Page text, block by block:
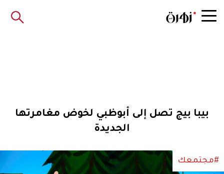
بيبا بيج تصل إلى أبوظبي لخوض مغامرتها
الجديدة
#مجتمعك